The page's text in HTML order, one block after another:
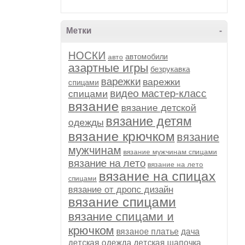
-
Метки
НОСКИ авто автомобили
азартные игры безрукавка
спицами варежки варежки
спицами видео мастер-класс
вязание вязание детской
одежды вязание детям
вязание крючком вязание
мужчинам вязание мужчинам спицами
вязание на лето вязание на лето
спицами вязание на спицах
вязание от дропс дизайн
вязание спицами
вязание спицами и
крючком вязаное платье дача
детская одежда детская шапочка